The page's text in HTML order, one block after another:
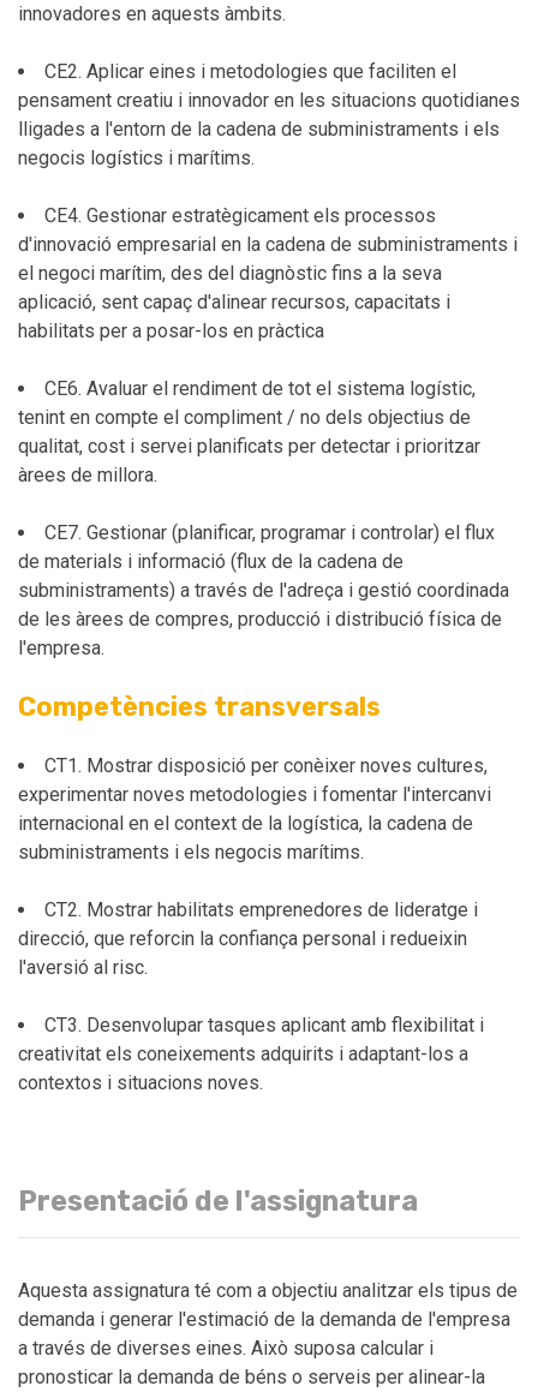
innovadores en aquests àmbits.
CE2. Aplicar eines i metodologies que faciliten el
pensament creatiu i innovador en les situacions quotidianes
lligades a l'entorn de la cadena de subministraments i els
negocis logístics i marítims.
CE4. Gestionar estratègicament els processos
d'innovació empresarial en la cadena de subministraments i
el negoci marítim, des del diagnòstic fins a la seva
aplicació, sent capaç d'alinear recursos, capacitats i
habilitats per a posar-los en pràctica
CE6. Avaluar el rendiment de tot el sistema logístic,
tenint en compte el compliment / no dels objectius de
qualitat, cost i servei planificats per detectar i prioritzar
àrees de millora.
CE7. Gestionar (planificar, programar i controlar) el flux
de materials i informació (flux de la cadena de
subministraments) a través de l'adreça i gestió coordinada
de les àrees de compres, producció i distribució física de
l'empresa.
Competències transversals
CT1. Mostrar disposició per conèixer noves cultures,
experimentar noves metodologies i fomentar l'intercanvi
internacional en el context de la logística, la cadena de
subministraments i els negocis marítims.
CT2. Mostrar habilitats emprenedores de lideratge i
direcció, que reforcin la confiança personal i redueixin
l'aversió al risc.
CT3. Desenvolupar tasques aplicant amb flexibilitat i
creativitat els coneixements adquirits i adaptant-los a
contextos i situacions noves.
Presentació de l'assignatura
Aquesta assignatura té com a objectiu analitzar els tipus de
demanda i generar l'estimació de la demanda de l'empresa
a través de diverses eines. Això suposa calcular i
pronosticar la demanda de béns o serveis per alinear-la